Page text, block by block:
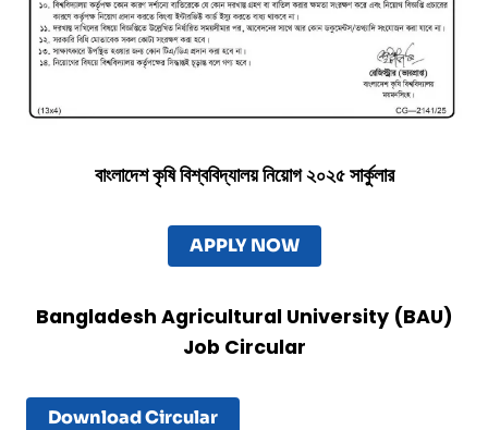
বাংলাদেশ কৃষি বিশ্ববিদ্যালয়নিয়োগ ২০২৫ সার্কুলার
APPLY NOW
Bangladesh Agricultural University (BAU)
Job Circular
Download Circular